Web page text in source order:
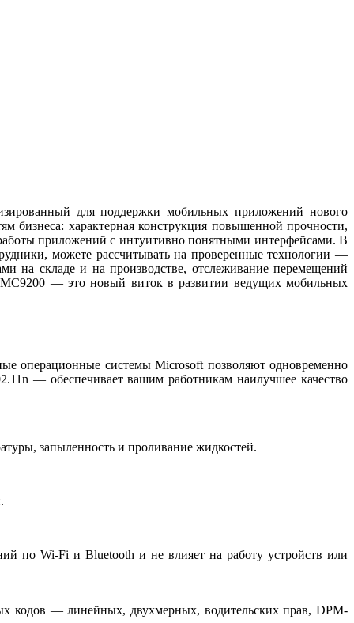
для поддержки мобильных приложений нового
бизнеса: характерная конструкция повышенной прочности,
приложений с интуитивно понятными интерфейсами. В
можете рассчитывать на проверенные технологии —
на складе и на производстве, отслеживание перемещений
MC9200 — это новый виток в развитии ведущих мобильных
операционные системы Microsoft позволяют одновременно
— обеспечивает вашим работникам наилучшее качество
запыленность и проливание жидкостей.
по Wi-Fi и Bluetooth и не влияет на работу устройств или
кодов — линейных, двухмерных, водительских прав, DPM-